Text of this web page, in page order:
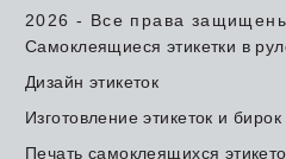
2026 - Все права
Самоклеящиеся этикетки в
Дизайн этикеток
Изготовление этикеток и
Печать самоклеящихся